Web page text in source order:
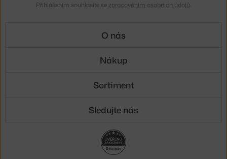
Přihlášením souhlasíte se zpracováním osobních údajů
O nás
Nákup
Sortiment
Sledujte nás